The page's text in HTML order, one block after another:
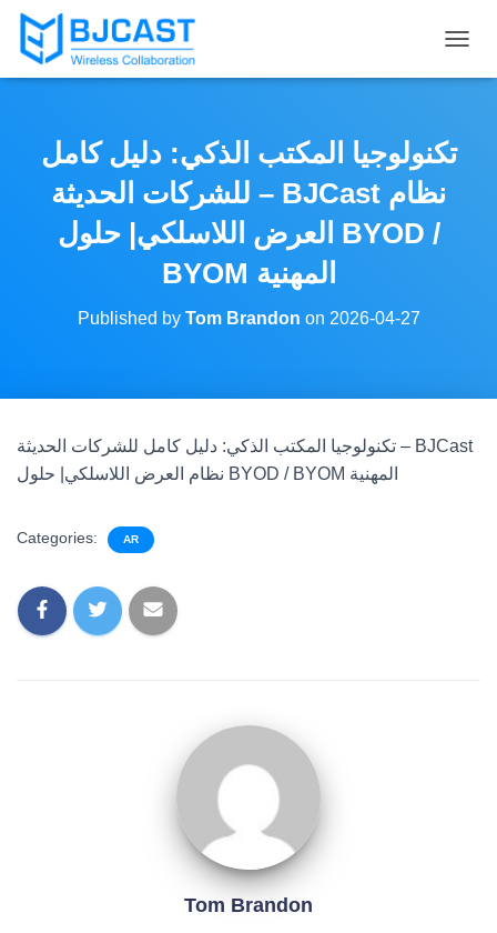
O
تكنولوجيا المكتب الذكي: دليل كامل
للشركات الحديثة – BJCast نظام
العرض اللاسلكي| حلول BYOD /
BYOM المهنية
Published by Tom Brandon on 2026-04-27
تكنولوجيا المكتب الذكي: دليل كامل للشركات الحديثة – BJCast
نظام العرض اللاسلكي| حلول BYOD / BYOM المهنية
Categories: AR
Tom Brandon